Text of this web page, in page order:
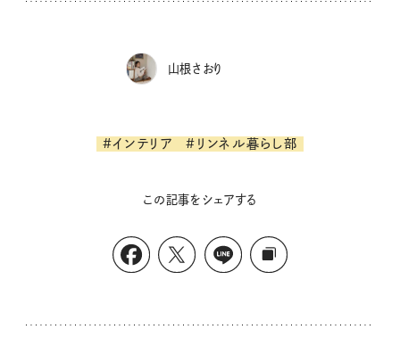
山根さおり
#インテリア #リンネル暮らし部
この記事をシェアする